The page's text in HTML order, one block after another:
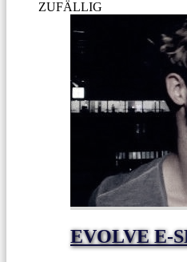
ZUFÄLLIG
EVOLVE E-